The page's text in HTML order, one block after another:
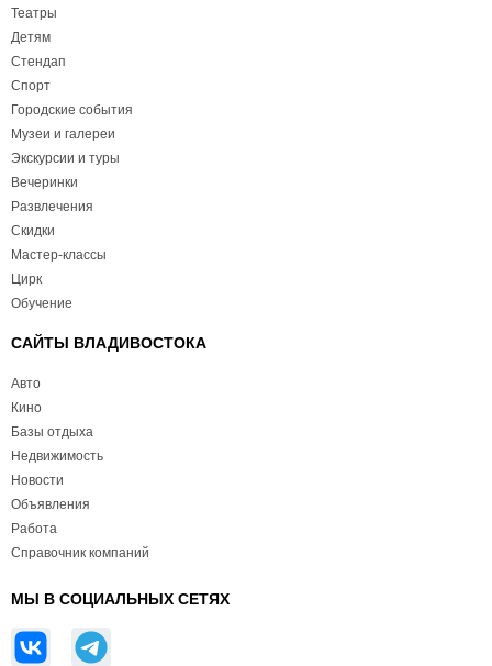
Театры
Детям
Стендап
Спорт
Городские события
Музеи и галереи
Экскурсии и туры
Вечеринки
Развлечения
Скидки
Мастер-классы
Цирк
Обучение
САЙТЫ ВЛАДИВОСТОКА
Авто
Кино
Базы отдыха
Недвижимость
Новости
Объявления
Работа
Справочник компаний
МЫ В СОЦИАЛЬНЫХ СЕТЯХ